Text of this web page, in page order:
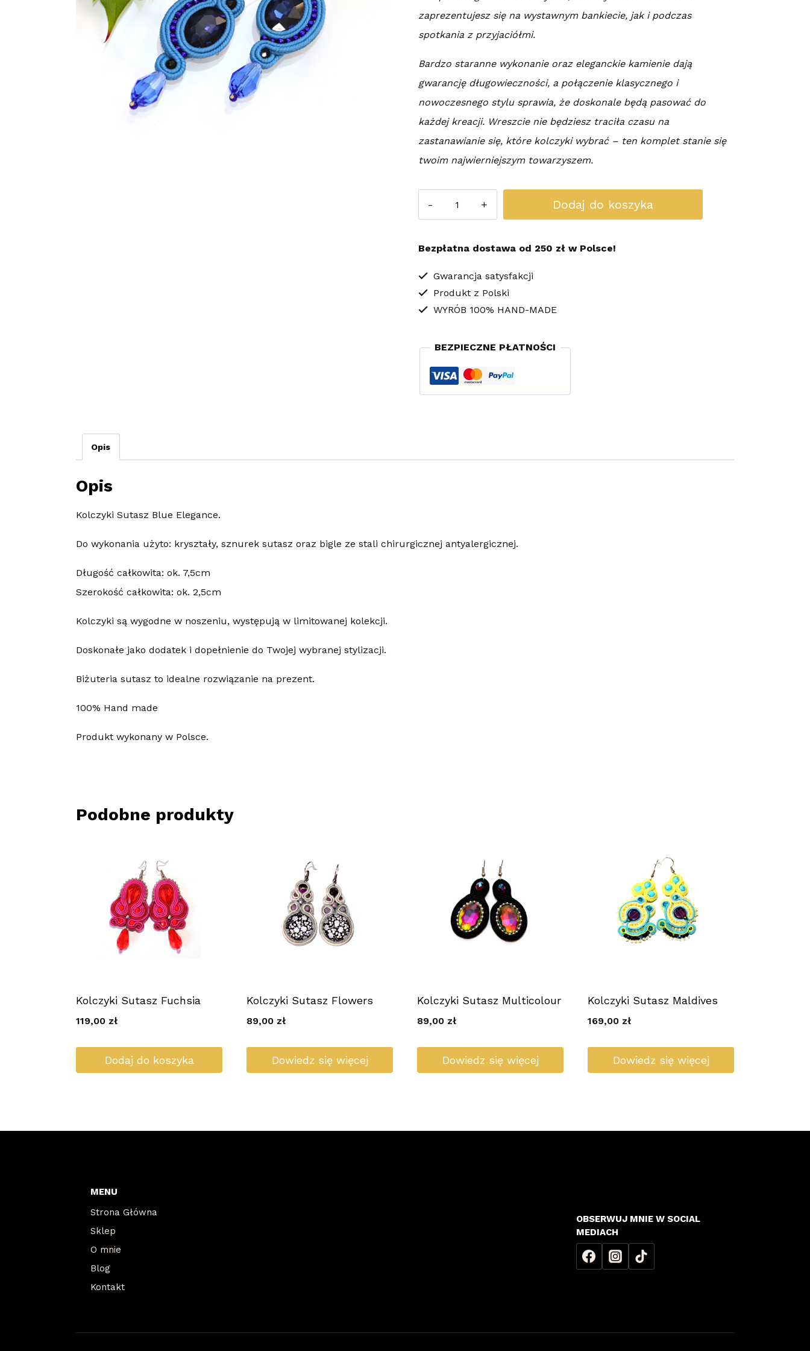
zaprezentujesz się na wystawnym bankiecie, jak i podczas
spotkania z przyjaciółmi.
Bardzo staranne wykonanie oraz eleganckie kamienie dają
gwarancję długowieczności, a połączenie klasycznego i
nowoczesnego stylu sprawia, że doskonale będą pasować do
każdej kreacji. Wreszcie nie będziesz traciła czasu na
zastanawianie się, które kolczyki wybrać – ten komplet stanie się
twoim najwierniejszym towarzyszem.
Kolczyki
Blue
Elegance
Dodaj do koszyka
Bezpłatna dostawa od 250 zł w Polsce!
Gwarancja satysfakcji
Produkt z Polski
WYRÓB 100% HAND-MADE
BEZPIECZNE PŁATNOŚCI
Opis
Opis
Kolczyki Sutasz Blue Elegance.
Do wykonania użyto: kryształy, sznurek sutasz oraz bigle ze stali chirurgicznej antyalergicznej.
Długość całkowita: ok. 7,5cm
Szerokość całkowita: ok. 2,5cm
Kolczyki są wygodne w noszeniu, występują w limitowanej kolekcji.
Doskonałe jako dodatek i dopełnienie do Twojej wybranej stylizacji.
Biżuteria sutasz to idealne rozwiązanie na prezent.
100% Hand made
Produkt wykonany w Polsce.
Podobne produkty
Kolczyki Sutasz Fuchsia
119,00 zł
Dodaj do koszyka
Kolczyki Sutasz Flowers
89,00 zł
Dowiedz się więcej
Kolczyki Sutasz Multicolour
89,00 zł
Dowiedz się więcej
Kolczyki Sutasz Maldives
169,00 zł
Dowiedz się więcej
MENU
Strona Główna
Sklep
O mnie
Blog
Kontakt
OBSERWUJ MNIE W SOCIAL
MEDIACH